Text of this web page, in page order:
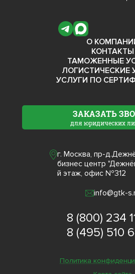
О
КОНТАКТЫ
ТАМОЖЕННЫЕ
ЛОГИСТИЧЕСКИЕ
УСЛУГИ ПО
ЗАКАЗАТЬ
для юридических
г. Москва, пр-
бизнес центр
й этаж, офис №312
info@gtk-
8 (800) 234
8 (495) 510
Политика